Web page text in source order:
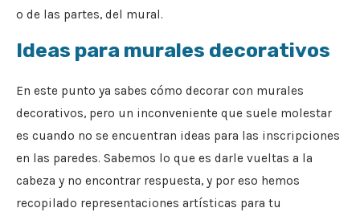
o de las partes, del mural.
Ideas para murales decorativos
En este punto ya sabes cómo decorar con murales
decorativos, pero un inconveniente que suele molestar
es cuando no se encuentran ideas para las inscripciones
en las paredes. Sabemos lo que es darle vueltas a la
cabeza y no encontrar respuesta, y por eso hemos
recopilado representaciones artísticas para tu